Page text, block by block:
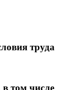
труда